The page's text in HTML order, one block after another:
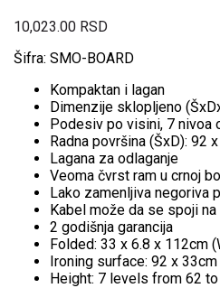
10,023.00 RSD
Šifra: SMO-BOARD
Kompaktan i lagan
Dimenzije sklopljeno
Podesiv po visini, 7 nivoa
Radna površina (ŠxD): 92
Lagana za odlaganje
Veoma čvrst ram u crnoj
Lako zamenljiva negoriva
Kabel može da se spoji na
2 godišnja garancija
Folded: 33 x 6.8 x 112cm
Ironing surface: 92 x 33cm
Height: 7 levels from 62